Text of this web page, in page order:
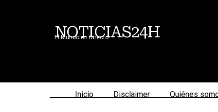
NOTICIAS24H
El Mundo en Directo
Inicio Disclaimer Quiénes